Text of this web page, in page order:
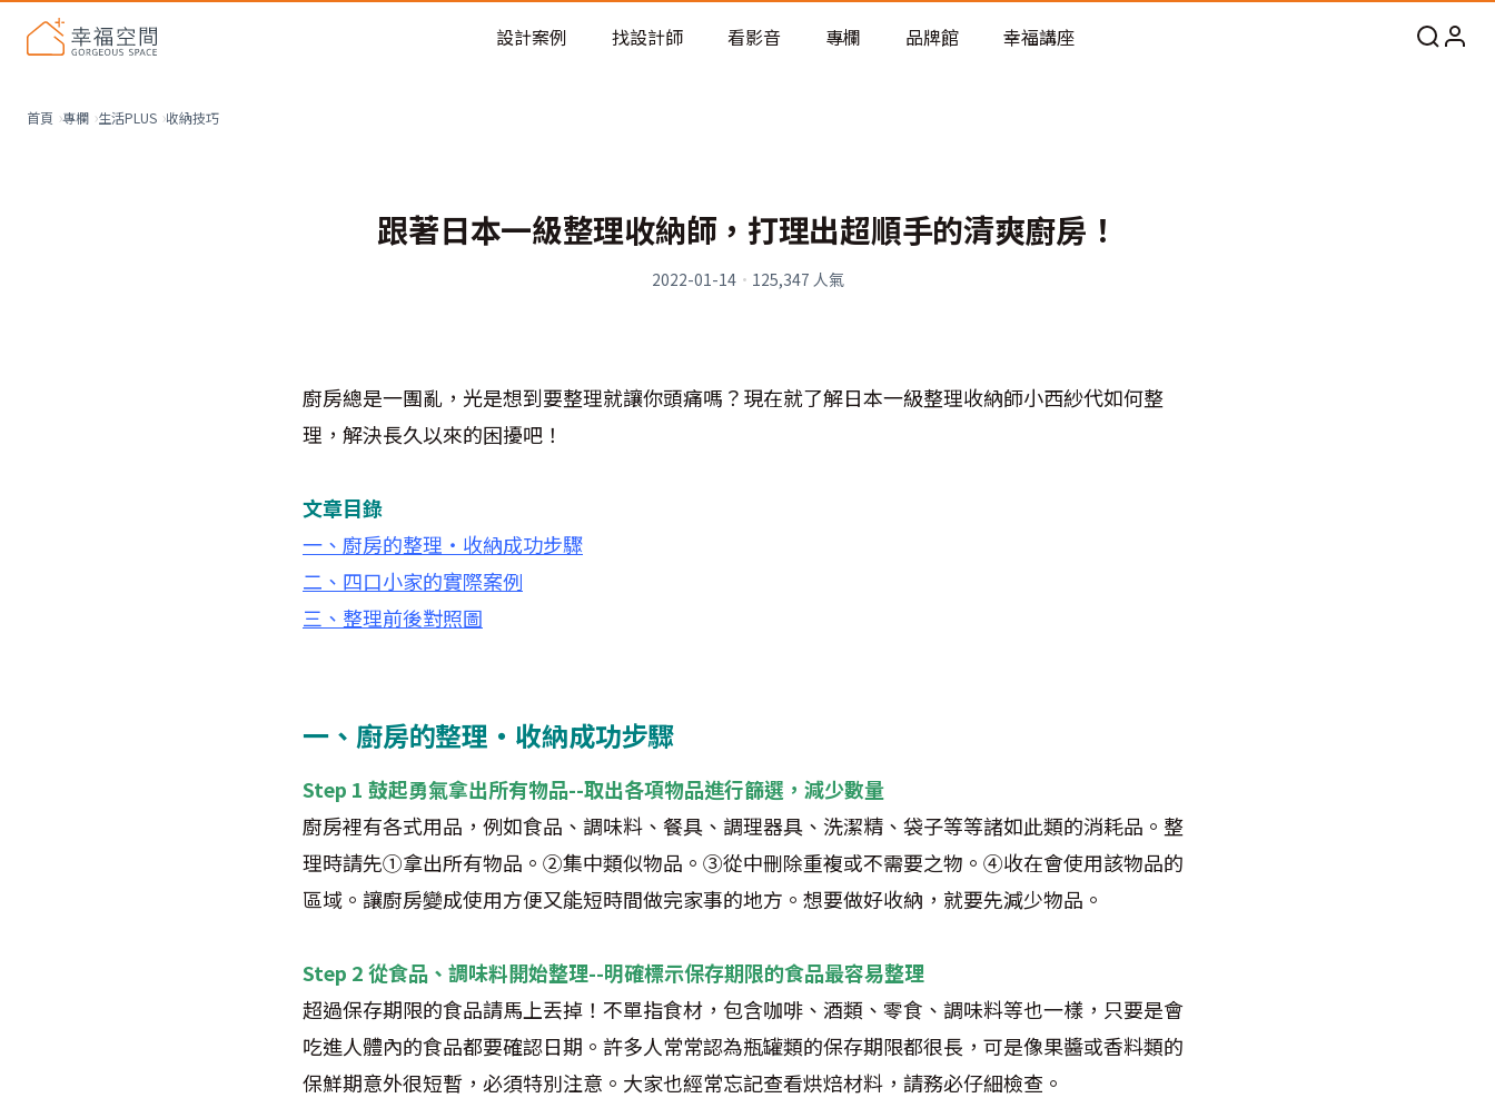
老屋預算分配與高 CP 值煥新術
設計案例 找設計師 看影音 專欄 品牌館 幸福講座
首頁 專欄 生活PLUS 收納技巧
跟著日本一級整理收納師，打理出超順手的清爽廚房！
2022-01-14· 125,347 人氣
廚房總是一團亂，光是想到要整理就讓你頭痛嗎？現在就了解日本一級整理收納師小西紗代如何整
理，解決長久以來的困擾吧！
文章目錄
一、廚房的整理‧收納成功步驟
二、四口小家的實際案例
三、整理前後對照圖
一、廚房的整理‧收納成功步驟
Step 1 鼓起勇氣拿出所有物品--取出各項物品進行篩選，減少數量
廚房裡有各式用品，例如食品、調味料、餐具、調理器具、洗潔精、袋子等等諸如此類的消耗品。整
理時請先①拿出所有物品。②集中類似物品。③從中刪除重複或不需要之物。④收在會使用該物品的
區域。讓廚房變成使用方便又能短時間做完家事的地方。想要做好收納，就要先減少物品。
Step 2 從食品、調味料開始整理--明確標示保存期限的食品最容易整理
超過保存期限的食品請馬上丟掉！不單指食材，包含咖啡、酒類、零食、調味料等也一樣，只要是會
吃進人體內的食品都要確認日期。許多人常常認為瓶罐類的保存期限都很長，可是像果醬或香料類的
保鮮期意外很短暫，必須特別注意。大家也經常忘記查看烘焙材料，請務必仔細檢查。